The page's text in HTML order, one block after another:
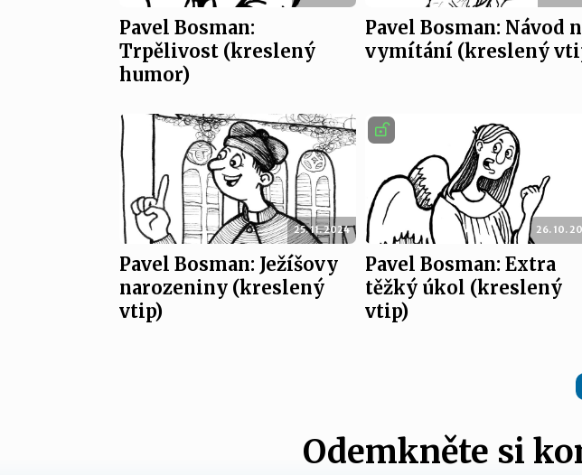
Pavel Bosman:
Trpělivost (kreslený
humor)
Pavel Bosman: Návod
vymítání (kreslený
25. 11. 2024
Pavel Bosman: Ježíšovy
narozeniny (kreslený
vtip)
26. 10.
Pavel Bosman: Extra
těžký úkol (kreslený
vtip)
Odemkněte si